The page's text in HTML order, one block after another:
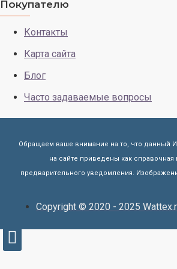
Покупателю
Контакты
Карта сайта
Блог
Часто задаваемые вопросы
Обращаем ваше внимание на то, что данный
на сайте приведены как
предварительного уведомления.
Copyright © 2020 - 2025